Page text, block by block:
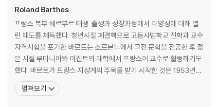
Roland Barthes
프랑스 북부 쉐르부르 태생. 출생과 성장과정에서 다양성에 대해 열
린 태도를 체득했다. 청년시절 폐결핵으로 고등사범학교 진학과 교수
자격시험을 포기한 바르트는 소르본느에서 고전 문학을 전공한 후 젊
은 시절 루마니아와 이집트의 대학에서 프랑스어 교수로 활동하기도
했다. 바르트가 프랑스 지성계의 주목을 받기 시작한 것은 1953년
『글쓰기의 영도』와 1957년 『현대의 신화』를 잇달아 발표하면서. 문
학비평에서 가장 큰 반향을 불러일으킨 저작은 1970년에 발간된『텍
펼쳐보기